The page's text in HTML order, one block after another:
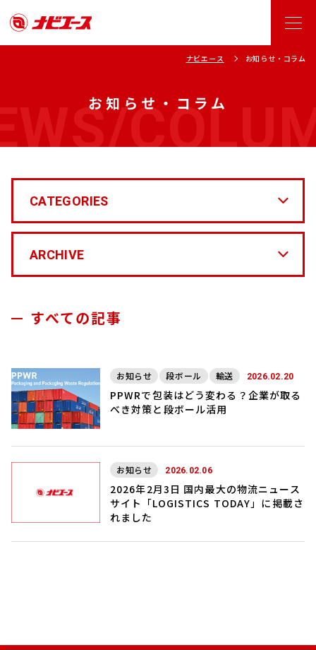
お知らせ・コラム
ナビエース お知らせ・コラム
すべての記事
お知らせ 段ボール 輸送 2026.02.20
PPWRで包装はどう変わる？企業が取る
べき対策と段ボール活用
お知らせ 2026.02.06
2026年2月3日 国内最大の物流ニュース
サイト「LOGISTICS TODAY」に掲載さ
れました
CATEGORIES
ARCHIVE